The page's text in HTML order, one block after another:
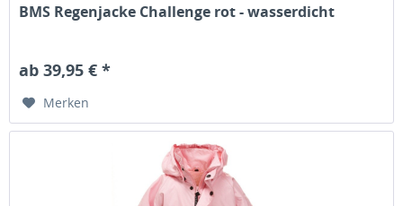
BMS Regenjacke Challenge rot - wasserdicht
ab 39,95 € *
Merken